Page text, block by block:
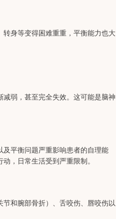
身等变得困难重重，平衡能力也大
弱，甚至完全失效。这可能是脑神
平衡问题严重影响患者的自理能
，日常生活受到严重限制。
和腕部骨折）、舌咬伤、唇咬伤以
14110.12